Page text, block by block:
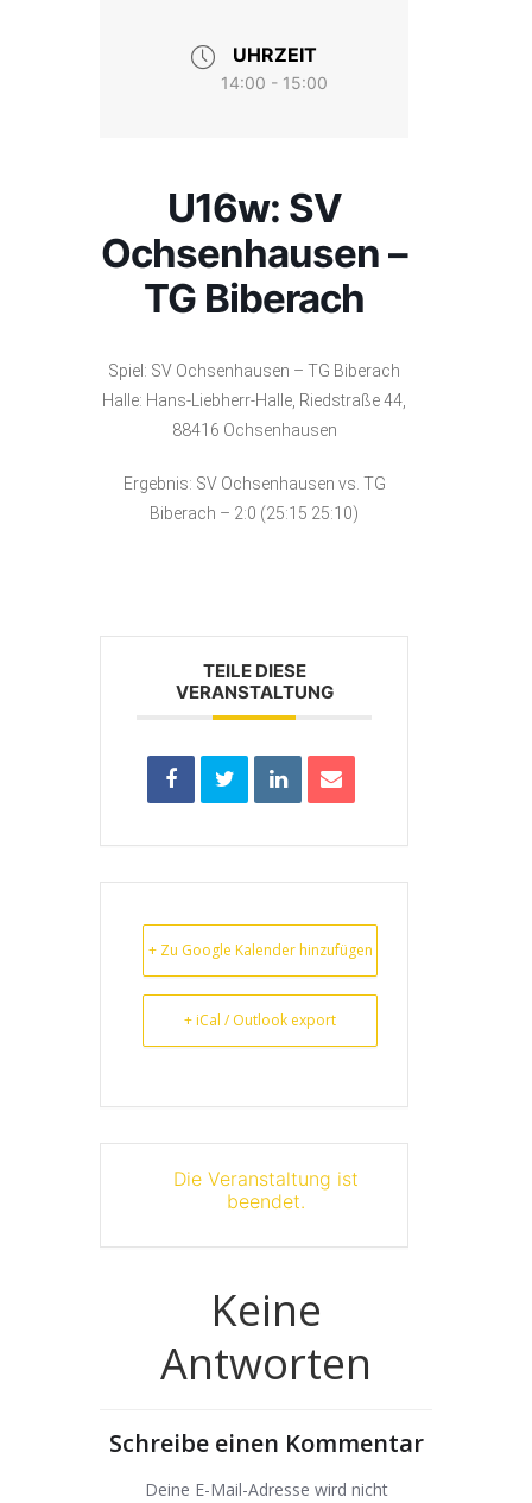
UHRZEIT
14:00 - 15:00
U16w: SV
Ochsenhausen –
TG Biberach
Spiel: SV Ochsenhausen – TG Biberach
Halle: Hans-Liebherr-Halle, Riedstraße 44,
88416 Ochsenhausen
Ergebnis: SV Ochsenhausen vs. TG
Biberach – 2:0 (25:15 25:10)
TEILE DIESE
VERANSTALTUNG
+ Zu Google Kalender hinzufügen
+ iCal / Outlook export
Die Veranstaltung ist
beendet.
Keine
Antworten
Schreibe einen Kommentar
Deine E-Mail-Adresse wird nicht